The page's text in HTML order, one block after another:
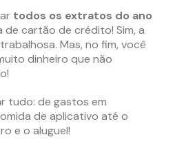
todos os extratos do ano
de cartão de crédito! Sim, a
Mas, no fim, você
dinheiro que não
tudo: de gastos em
de aplicativo até o
e o aluguel!